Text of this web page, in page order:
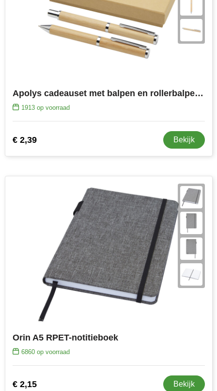
Apolys cadeauset met balpen en rollerbalpen (zwarte inkt)
1913op voorraad
€ 2,39 Bekijk
Orin A5 RPET-notitieboek
6860op voorraad
€ 2,15 Bekijk